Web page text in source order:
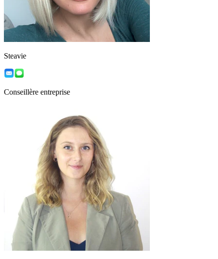
Steavie
Conseillère entreprise